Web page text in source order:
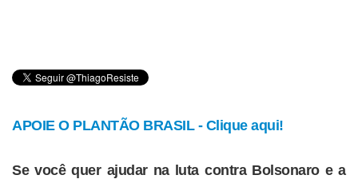
APOIE O PLANTÃO BRASIL - Clique aqui!
Se você quer ajudar na luta contra Bolsonaro e a